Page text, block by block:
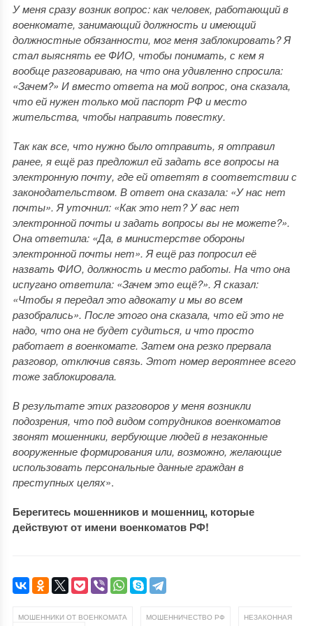
У меня сразу возник вопрос: как человек, работающий в
военкомате, занимающий должность и имеющий
должностные обязанности, мог меня заблокировать? Я
стал выяснять ее ФИО, чтобы понимать, с кем я
вообще разговариваю, на что она удивленно спросила:
«Зачем?» И вместо ответа на мой вопрос, она сказала,
что ей нужен только мой паспорт РФ и место
жительства, чтобы направить повестку.
Так как все, что нужно было отправить, я отправил
ранее, я ещё раз предложил ей задать все вопросы на
электронную почту, где ей ответят в соответствии с
законодательством. В ответ она сказала: «У нас нет
почты». Я уточнил: «Как это нет? У вас нет
электронной почты и задать вопросы вы не можете?».
Она ответила: «Да, в министерстве обороны
электронной почты нет». Я ещё раз попросил её
назвать ФИО, должность и место работы. На что она
испугано ответила: «Зачем это ещё?». Я сказал:
«Чтобы я передал это адвокату и мы во всем
разобрались». После этого она сказала, что ей это не
надо, что она не будет судиться, и что просто
работает в военкомате. Затем она резко прервала
разговор, отключив связь. Этот номер вероятнее всего
тоже заблокировала.
В результате этих разговоров у меня возникли
подозрения, что под видом сотрудников военкоматов
звонят мошенники, вербующие людей в незаконные
вооруженные формирования или, возможно, желающие
использовать персональные данные граждан в
преступных целях».
Берегитесь мошенников и мошенниц, которые
действуют от имени военкоматов РФ!
МОШЕННИКИ ОТ ВОЕНКОМАТА МОШЕННИЧЕСТВО РФ
НЕЗАКОННАЯ